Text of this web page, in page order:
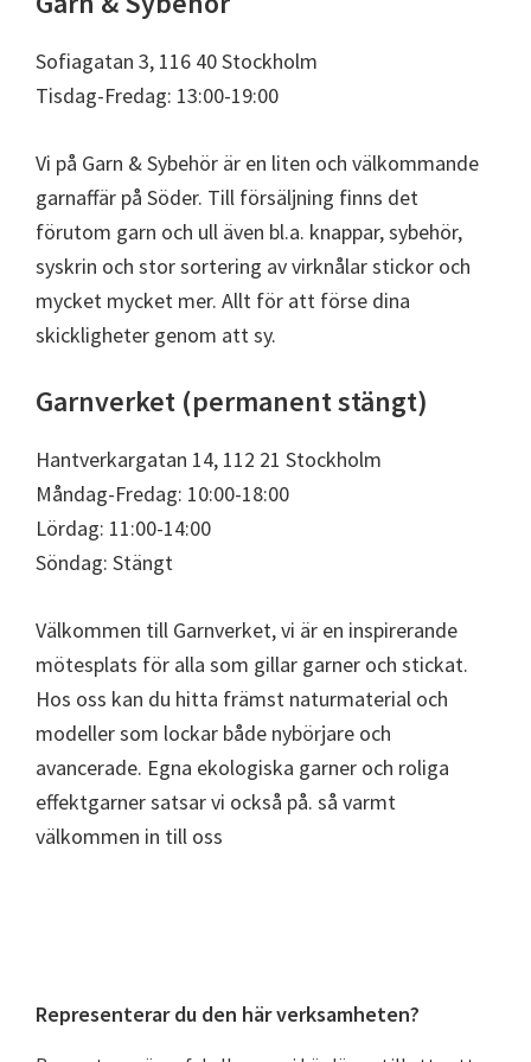
Sofiagatan 3, 116 40 Stockholm
Tisdag-Fredag: 13:00-19:00
Vi på Garn & Sybehör är en liten och välkommande
garnaffär på Söder. Till försäljning finns det
förutom garn och ull även bl.a. knappar, sybehör,
syskrin och stor sortering av virknålar stickor och
mycket mycket mer. Allt för att förse dina
skickligheter genom att sy.
Garnverket (permanent stängt)
Hantverkargatan 14, 112 21 Stockholm
Måndag-Fredag: 10:00-18:00
Lördag: 11:00-14:00
Söndag: Stängt
Välkommen till Garnverket, vi är en inspirerande
mötesplats för alla som gillar garner och stickat.
Hos oss kan du hitta främst naturmaterial och
modeller som lockar både nybörjare och
avancerade. Egna ekologiska garner och roliga
effektgarner satsar vi också på. så varmt
välkommen in till oss
Primärt
Representerar du den här verksamheten?